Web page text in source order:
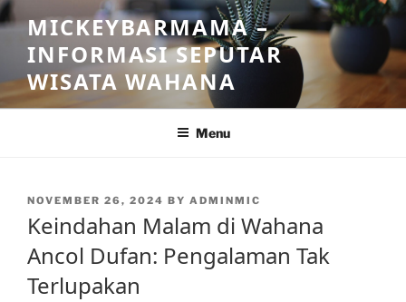
Skip
to
content
MICKEYBARMAMA –
INFORMASI SEPUTAR
WISATA WAHANA
Menu
POSTED
NOVEMBER 26, 2024 BY ADMINMIC
Keindahan Malam di Wahana
Ancol Dufan: Pengalaman Tak
Terlupakan